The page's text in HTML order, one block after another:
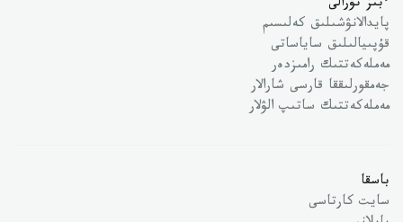
ءبىز تۋرالى
پايدالانۋشىلىق كەلىسىم
قۇپىيالىلىق ساياساتى
مەملەكەتتىك رامىزدەر
جەمقورلىققا قارسى شارالار
مەملەكەتتىك ساتىپ الۋلار
باسقا
سايت كارتاسى